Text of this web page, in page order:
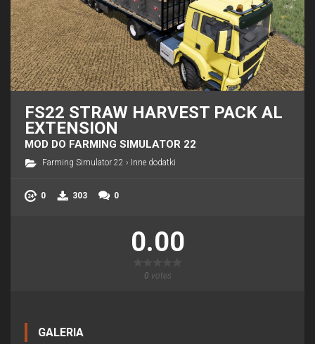
FS22 STRAW HARVEST PACK AL
EXTENSION
MOD DO FARMING SIMULATOR 22
Farming Simulator 22 › Inne dodatki
0 303 0
0.00
0 votes
GALERIA